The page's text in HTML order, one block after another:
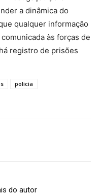
a dinâmica do
qualquer informação
às forças de
registro de prisões
policia
do autor